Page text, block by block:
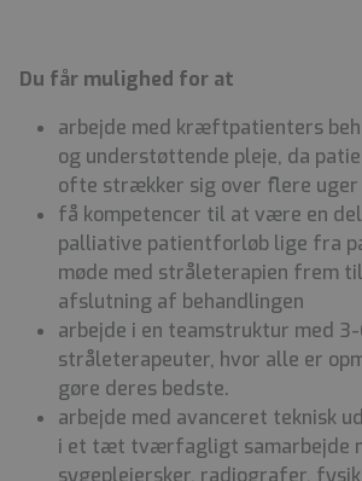
Du får mulighed for at
arbejde med kræftpatienters
og understøttende pleje, da
ofte strækker sig over flere uger
få kompetencer til at være en
palliative patientforløb lige fra
møde med stråleterapien frem
afslutning af behandlingen
arbejde i en teamstruktur med
stråleterapeuter, hvor alle er
gøre deres bedste.
arbejde med avanceret teknisk
i et tæt tværfagligt samarbejde
sygeplejersker, radiografer,